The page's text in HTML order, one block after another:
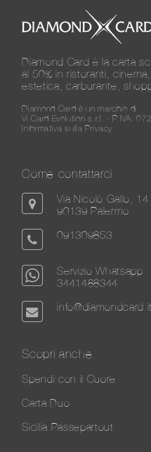
Diamond Card è la carta
al 50% in ristoranti,
estetica, carburante,
Diamond Card è un marchio di
Vi.Card Evolution s.r.l. - P.IVA:
Informativa sulla Privacy
Come contattarci
Via Nicolò Gallo, 14
90139 Palermo
091309853
Servizio Whatsapp
3441488344
info@diamondcard.it
Scopri anche
Spendi con il Cuore
Carta Duo
Sicilia Passepartout